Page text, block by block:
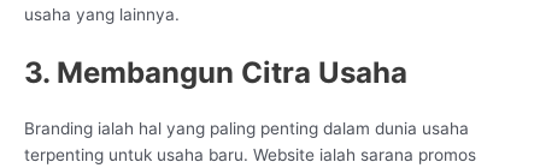
usaha yang lainnya.
3. Membangun Citra Usaha
Branding ialah hal yang paling penting dalam dunia usaha
terpenting untuk usaha baru. Website ialah sarana promos